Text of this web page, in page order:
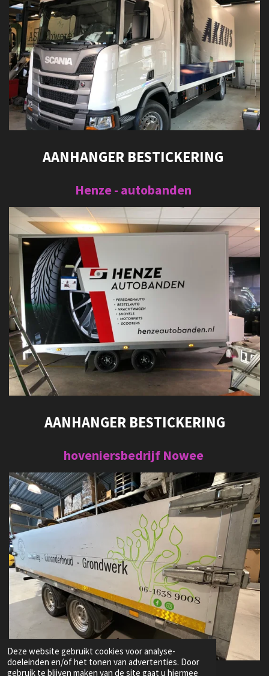
Deze website gebruikt cookies voor analyse-
doeleinden en/of het tonen van advertenties. Door
gebruik te blijven maken van de site gaat u hiermee
AANHANGER BESTICKERING
Henze - autobanden
AANHANGER BESTICKERING
hoveniersbedrijf Nowee